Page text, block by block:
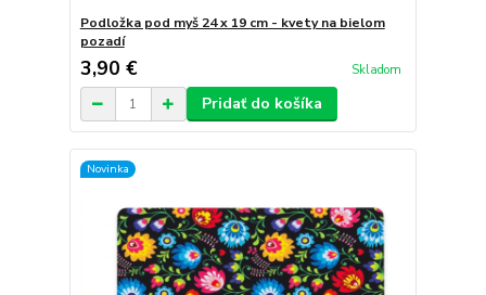
Podložka pod myš 24 x 19 cm - kvety na bielom
pozadí
3,90 € Skladom
Pridať do košíka
Novinka